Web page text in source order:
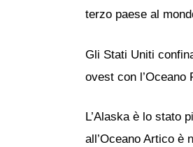
terzo paese al
Gli Stati Uniti
ovest con l’Oceano
L’Alaska è lo stato
all’Oceano Artico è